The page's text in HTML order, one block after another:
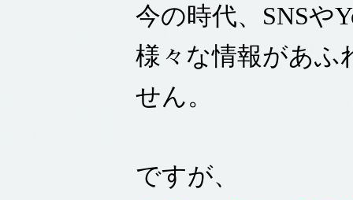
今の時代、SNSや
様々な情報があふ
せん。
ですが、